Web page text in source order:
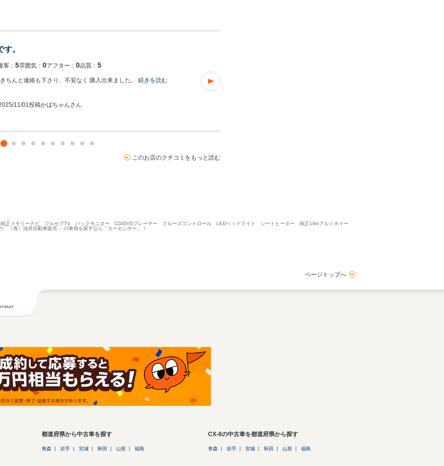
。
客： 5雰囲気： 0アフター： 0品質： 5
ちんと連絡も下さり、不安なく 購入出来ました。 続きを読む
11/01投稿かばちゃんさん
このお店のクチコミをもっと読む
正メモリーナビ フルセグTV バックモニター CD/DVDプレーヤー クルーズコントロール LEDヘッドライト シートヒーター 純正19inアルミホイー
（有）浅井自動車販売 」の車両を探すなら「カーセンサー」！
ページトップへ
都道府県から中古車を探す
青森 岩手 宮城 秋田 山形 福島
CX-8の中古車を都道府県から探す
青森 岩手 宮城 秋田 山形 福島